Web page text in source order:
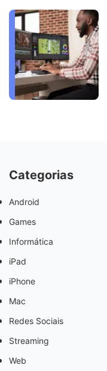
Categorias
Android
Games
Informática
iPad
iPhone
Mac
Redes Sociais
Streaming
Web